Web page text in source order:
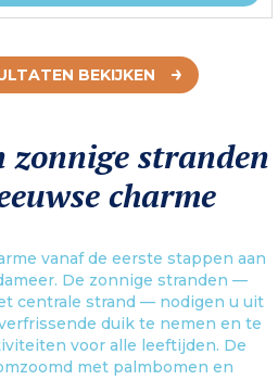
BEKIJKEN
zonnige stranden
charme
vanaf de eerste stappen aan
De zonnige stranden —
centrale strand — nodigen u uit
duik te nemen en te
voor alle leeftijden. De
met palmbomen en